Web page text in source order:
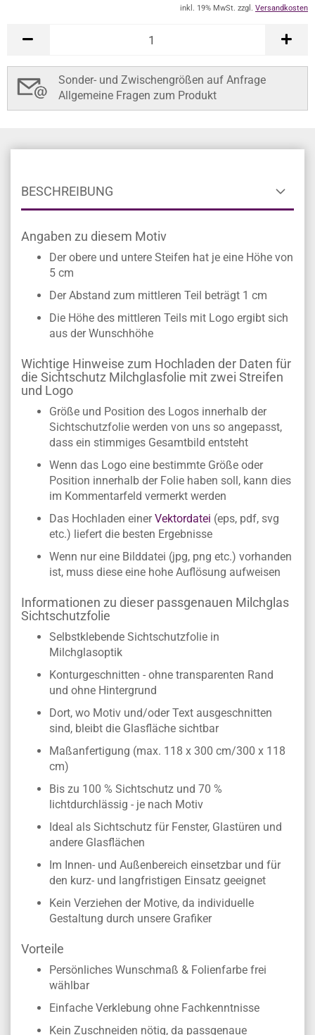
inkl. 19% MwSt. zzgl. Versandkosten
Sonder- und Zwischengrößen auf Anfrage
Allgemeine Fragen zum Produkt
BESCHREIBUNG
Angaben zu diesem Motiv
Der obere und untere Steifen hat je eine Höhe von
5 cm
Der Abstand zum mittleren Teil beträgt 1 cm
Die Höhe des mittleren Teils mit Logo ergibt sich
aus der Wunschhöhe
Wichtige Hinweise zum Hochladen der Daten für
die Sichtschutz Milchglasfolie mit zwei Streifen
und Logo
Größe und Position des Logos innerhalb der
Sichtschutzfolie werden von uns so angepasst,
dass ein stimmiges Gesamtbild entsteht
Wenn das Logo eine bestimmte Größe oder
Position innerhalb der Folie haben soll, kann dies
im Kommentarfeld vermerkt werden
Das Hochladen einerVektordatei (eps, pdf, svg
etc.) liefert die besten Ergebnisse
Wenn nur eine Bilddatei (jpg, png etc.) vorhanden
ist, muss diese eine hohe Auflösung aufweisen
Informationen zu dieser passgenauen Milchglas
Sichtschutzfolie
Selbstklebende Sichtschutzfolie in
Milchglasoptik
Konturgeschnitten - ohne transparenten Rand
und ohne Hintergrund
Dort, wo Motiv und/oder Text ausgeschnitten
sind, bleibt die Glasfläche sichtbar
Maßanfertigung (max. 118 x 300 cm/300 x 118
cm)
Bis zu 100 % Sichtschutz und 70 %
lichtdurchlässig - je nach Motiv
Ideal als Sichtschutz für Fenster, Glastüren und
andere Glasflächen
Im Innen- und Außenbereich einsetzbar und für
den kurz- und langfristigen Einsatz geeignet
Kein Verziehen der Motive, da individuelle
Gestaltung durch unsere Grafiker
Vorteile
Persönliches Wunschmaß & Folienfarbe frei
wählbar
Einfache Verklebung ohne Fachkenntnisse
Kein Zuschneiden nötig, da passgenaue